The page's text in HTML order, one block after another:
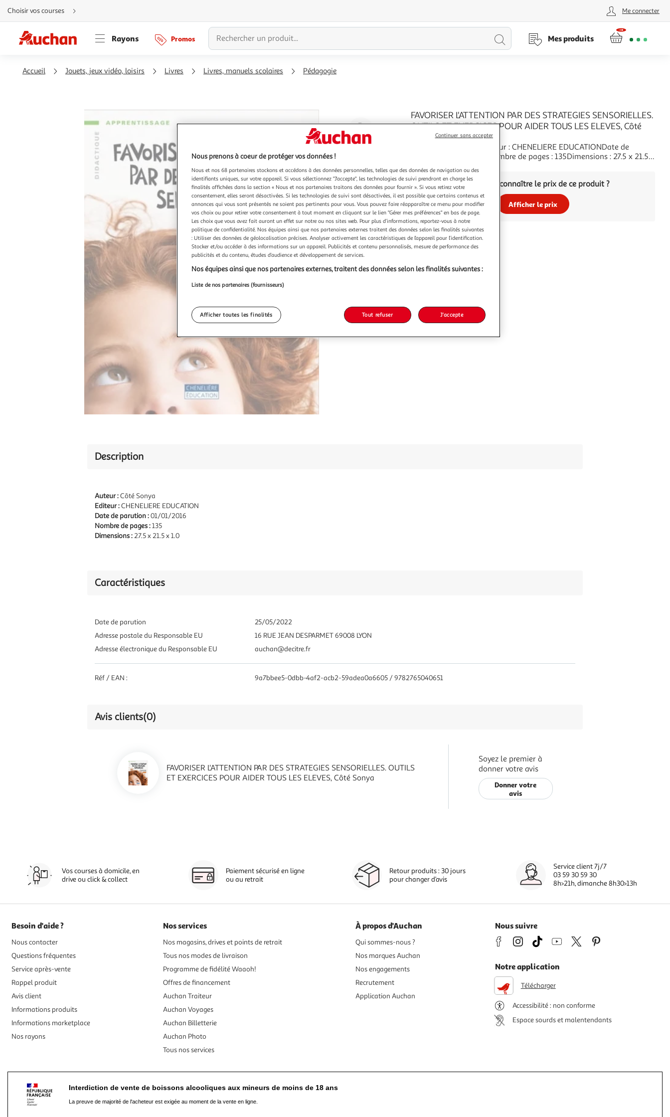
Aller
directement
au
Aller
directement
à
Aller
directement
Choisir vos courses Me connecter
Rayons Promos
Lancer
Mes produits
Accueil Jouets, jeux vidéo, loisirs Livres Livres, manuels scolaires Pédagogie
Agrandir
l'illustration
200%
l'illustration
à
100
%
Partager
le
produit
FAVORISER L'ATTENTION PAR DES STRATEGIES SENSORIELLES.
OUTILS ET EXERCICES POUR AIDER TOUS LES ELEVES, Côté
Sonya
Auteur : Côté SonyaEditeur : CHENELIERE EDUCATIONDate de
parution : 01/01/2016Nombre de pages : 135Dimensions : 27.5 x 21.5 x
1.0
En savoir +
Vous voulez connaître le prix de ce produit ?
Afficher le prix
Description
Auteur :Côté Sonya
Editeur :CHENELIERE EDUCATION
Date de parution :01/01/2016
Nombre de pages :135
Dimensions :27.5 x 21.5 x 1.0
Caractéristiques
Date de parution
25/05/2022
Adresse postale du Responsable EU
16 RUE JEAN DESPARMET 69008 LYON
Adresse électronique du Responsable EU
auchan@decitre.fr
Réf / EAN : 9a7bbee5-0dbb-4af2-acb2-59adea0a6605 / 9782765040651
Avis clients(0)
FAVORISER L'ATTENTION PAR DES STRATEGIES SENSORIELLES. OUTILS
ET EXERCICES POUR AIDER TOUS LES ELEVES, Côté Sonya
Soyez le premier à
donner votre avis
Donner votre
avis
Vos courses à domicile, en
drive ou click & collect
Paiement sécurisé en ligne
ou au retrait
Retour produits : 30 jours
pour changer d’avis
Service client 7j/7
03 59 30 59 30
8h>21h, dimanche 8h30>13h
Besoin d'aide ?
Nous contacter
Questions fréquentes
Service après-vente
Rappel produit
Avis client
Informations produits
Informations marketplace
Nos rayons
Nos services
Nos magasins, drives et points de retrait
Tous nos modes de livraison
Programme de fidélité Waaoh!
Offres de financement
Auchan Traiteur
Auchan Voyages
Auchan Billetterie
Auchan Photo
Tous nos services
À propos d'Auchan
Qui sommes-nous ?
Nos marques Auchan
Nos engagements
Recrutement
Application Auchan
Nous suivre
Notre application
Télécharger
Accessibilité : non conforme
Espace sourds et malentendants
Interdiction de vente de boissons alcooliques aux mineurs de moins de 18 ans
La preuve de majorité de l'acheteur est exigée au moment de la vente en ligne.
Nous prenons à coeur de protéger vos données !
Nous et nos 68 partenaires stockons et accédons à des données personnelles, telles que des données de navigation ou des
identifiants uniques, sur votre appareil. Si vous sélectionnez "J'accepte", les technologies de suivi prendront en charge les
finalités affichées dans la section « Nous et nos partenaires traitons des données pour fournir ». Si vous retirez votre
consentement, elles seront désactivées. Si les technologies de suivi sont désactivées, il est possible que certains contenus et
annonces qui vous sont présentés ne soient pas pertinents pour vous. Vous pouvez faire réapparaître ce menu pour modifier
vos choix ou pour retirer votre consentement à tout moment en cliquant sur le lien "Gérer mes préférences" en bas de page.
Les choix que vous avez fait auront un effet sur notre ou nos sites web. Pour plus d’informations, reportez-vous à notre
politique de confidentialité. Nos équipes ainsi que nos partenaires externes traitent des données selon les finalités suivantes
: Utiliser des données de géolocalisation précises. Analyser activement les caractéristiques de l’appareil pour l’identification.
Stocker et/ou accéder à des informations sur un appareil. Publicités et contenu personnalisés, mesure de performance des
publicités et du contenu, études d’audience et développement de services.
Nos équipes ainsi que nos partenaires externes, traitent des données selon les finalités suivantes :
Liste de nos partenaires (fournisseurs)
Afficher toutes les finalités Tout refuser J'accepte
Continuer sans accepter